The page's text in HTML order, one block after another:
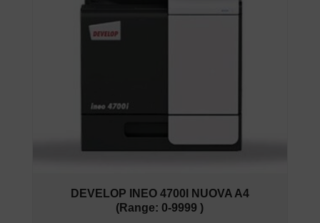
DEVELOP INEO 4700I NUOVA A4
(Range: 0-9999 )